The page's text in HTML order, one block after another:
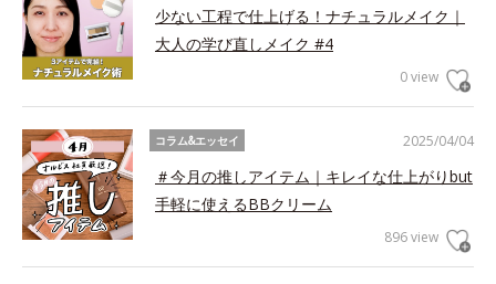
少ない工程で仕上げる！ナチュラルメイク｜
大人の学び直しメイク #4
0 view
2025/04/04
コラム&エッセイ
＃今月の推しアイテム｜キレイな仕上がりbut
手軽に使えるBBクリーム
896 view